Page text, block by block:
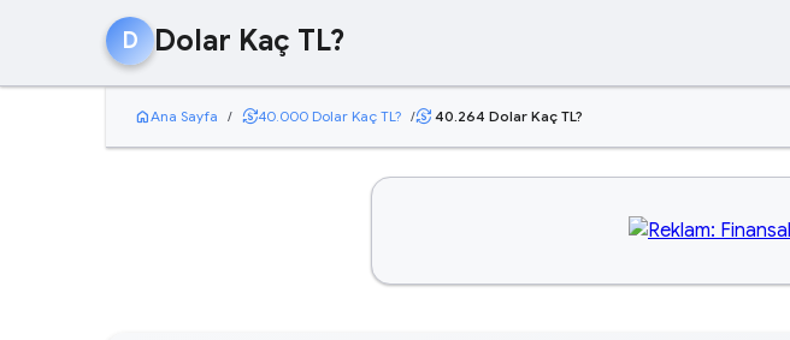
D Dolar Kaç TL?
homeAna Sayfa / currency_exchange40.000 Dolar Kaç TL? /currency_exchange 40.264 Dolar Kaç TL?